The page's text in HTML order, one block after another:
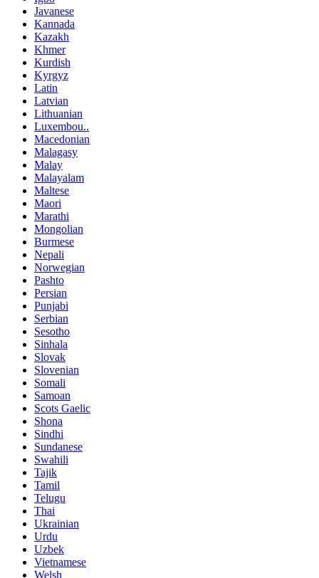
Javanese
Kannada
Kazakh
Khmer
Kurdish
Kyrgyz
Latin
Latvian
Lithuanian
Luxembou..
Macedonian
Malagasy
Malay
Malayalam
Maltese
Maori
Marathi
Mongolian
Burmese
Nepali
Norwegian
Pashto
Persian
Punjabi
Serbian
Sesotho
Sinhala
Slovak
Slovenian
Somali
Samoan
Scots Gaelic
Shona
Sindhi
Sundanese
Swahili
Tajik
Tamil
Telugu
Thai
Ukrainian
Urdu
Uzbek
Vietnamese
Welsh